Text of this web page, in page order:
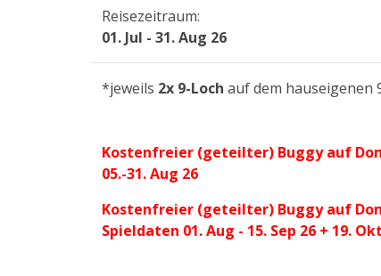
Reisezeitraum:
01. Jul - 31. Aug 26
*jeweils 2x 9-Loch auf dem hauseigenen
Kostenfreier (geteilter) Buggy auf
05.-31. Aug 26
Kostenfreier (geteilter) Buggy auf
Spieldaten 01. Aug - 15. Sep 26 + 19.